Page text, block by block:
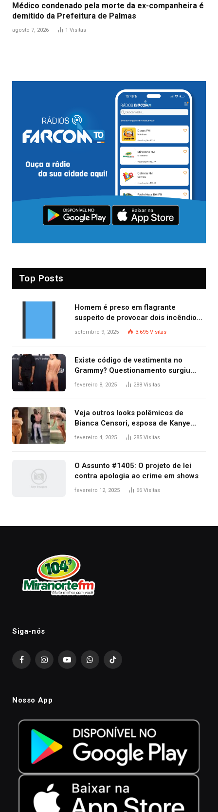
Médico condenado pela morte da ex-companheira é
demitido da Prefeitura de Palmas
agosto 7, 2026 1 Visitas
Top Posts
Homem é preso em flagrante
suspeito de provocar dois incêndios
criminosos no mesmo dia
setembro 9, 2025 3.695 Visitas
Existe código de vestimenta no
Grammy? Questionamento surgiu
após Bianca Censori, mulher de
fevereiro 8, 2025 288 Visitas
Veja outros looks polêmicos de
Bianca Censori, esposa de Kanye
West que apareceu nua no Grammy
fevereiro 4, 2025 285 Visitas
O Assunto #1405: O projeto de lei
contra apologia ao crime em shows
fevereiro 12, 2025 66 Visitas
Siga-nós
FacebookInstagramYouTubeWhatsAppTikTok
Nosso App